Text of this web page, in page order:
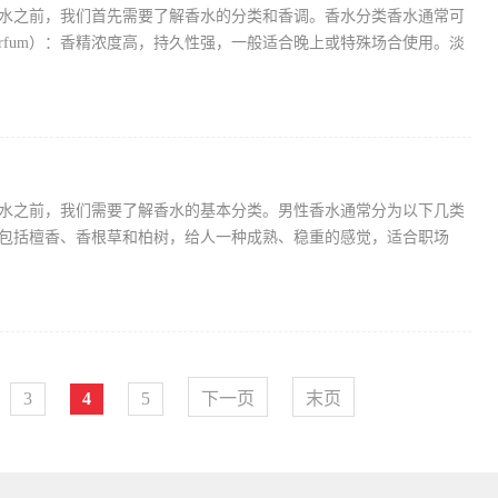
之前，我们首先需要了解香水的分类和香调。香水分类香水通常可
）：香精浓度高，持久性强，一般适合晚上或特殊场合使用。淡
之前，我们需要了解香水的基本分类。男性香水通常分为以下几类
括檀香、香根草和柏树，给人一种成熟、稳重的感觉，适合职场
3 4 5 下一页 末页